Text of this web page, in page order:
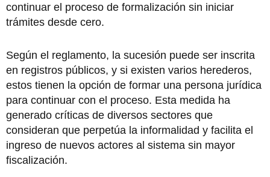
continuar el proceso de formalización sin iniciar
trámites desde cero.
Según el reglamento, la sucesión puede ser inscrita
en registros públicos, y si existen varios herederos,
estos tienen la opción de formar una persona jurídica
para continuar con el proceso. Esta medida ha
generado críticas de diversos sectores que
consideran que perpetúa la informalidad y facilita el
ingreso de nuevos actores al sistema sin mayor
fiscalización.